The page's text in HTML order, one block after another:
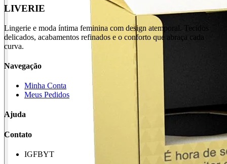
LIVERIE
Lingerie e moda íntima feminina com design atemporal. Tecidos
delicados, acabamentos refinados e o conforto que abraça cada
curva.
Navegação
Minha Conta
Meus Pedidos
Ajuda
Contato
IGFBYT